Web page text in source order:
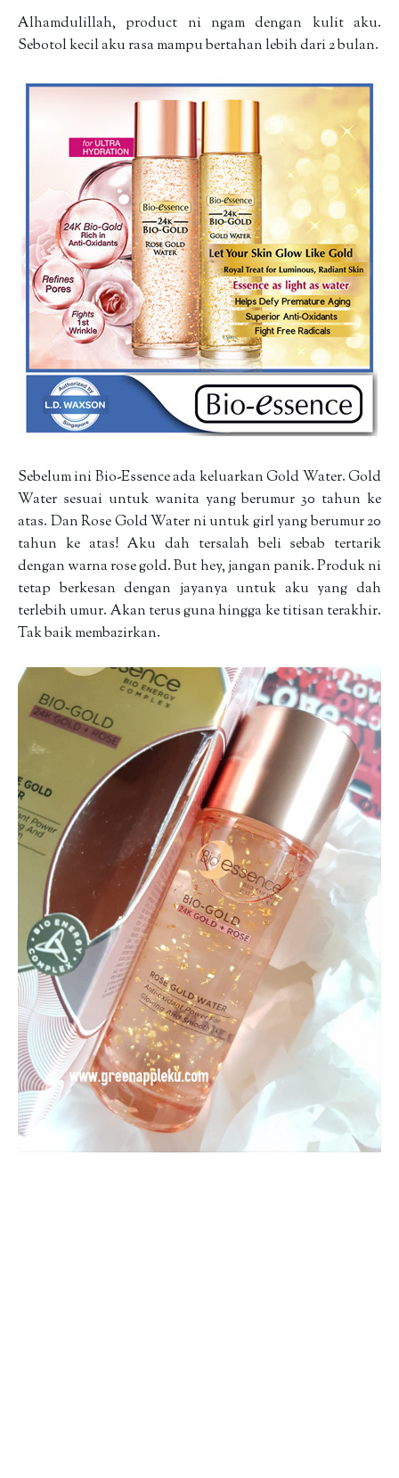
Alhamdulillah, product ni ngam dengan kulit aku.
Sebotol kecil aku rasa mampu bertahan lebih dari 2 bulan.
Sebelum ini Bio-Essence ada keluarkan Gold Water. Gold
Water sesuai untuk wanita yang berumur 30 tahun ke
atas. Dan Rose Gold Water ni untuk girl yang berumur 20
tahun ke atas! Aku dah tersalah beli sebab tertarik
dengan warna rose gold. But hey, jangan panik. Produk ni
tetap berkesan dengan jayanya untuk aku yang dah
terlebih umur. Akan terus guna hingga ke titisan terakhir.
Tak baik membazirkan.